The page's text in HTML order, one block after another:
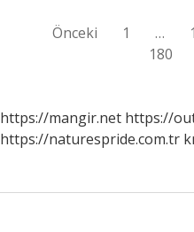
Yazı
sayfalaması
Önceki 1 …
180
https://mangir.net https://
https://naturespride.com.tr